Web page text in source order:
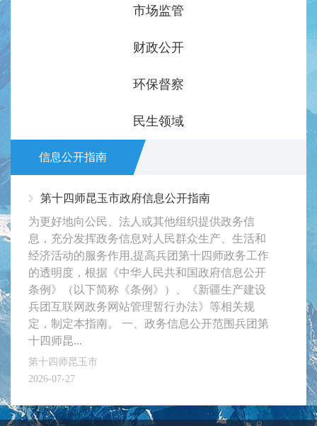
市场监管
财政公开
环保督察
民生领域
信息公开指南
第十四师昆玉市政府信息公开指南
为更好地向公民、法人或其他组织提供政务信
息，充分发挥政务信息对人民群众生产、生活和
经济活动的服务作用,提高兵团第十四师政务工作
的透明度，根据《中华人民共和国政府信息公开
条例》（以下简称《条例》）、《新疆生产建设
兵团互联网政务网站管理暂行办法》等相关规
定，制定本指南。 一、政务信息公开范围兵团第
十四师昆...
第十四师昆玉市
2026-07-27